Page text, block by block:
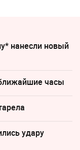
нанесли новый
часы
удару